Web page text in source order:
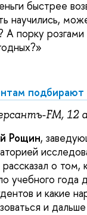
быстрее
научились,
А порку
FM, 12
Рощин,
о том,
учебного года
и какие
и дальше